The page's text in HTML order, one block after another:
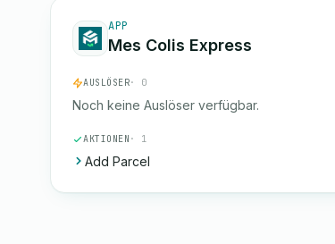
APP
Mes Colis Express
AUSLÖSER· 0
Noch keine Auslöser verfügbar.
AKTIONEN · 1
Add Parcel